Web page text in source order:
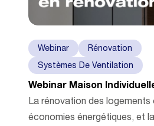
Webinar Rénovation
Systèmes De Ventilation
Webinar Maison
La rénovation des logements
économies énergétiques, et